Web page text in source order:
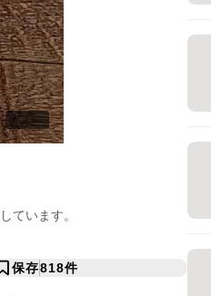
ています。
保存818件